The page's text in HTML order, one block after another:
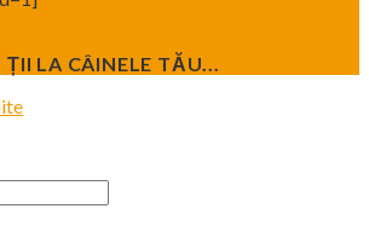
LA CÂINELE TĂU...